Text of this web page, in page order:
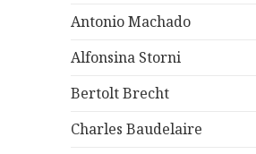
Antonio Machado
Alfonsina Storni
Bertolt Brecht
Charles Baudelaire